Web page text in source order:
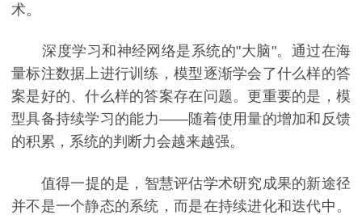
术。
深度学习和神经网络是系统的"大脑"。通过在海
量标注数据上进行训练，模型逐渐学会了什么样的答
案是好的、什么样的答案存在问题。更重要的是，模
型具备持续学习的能力——随着使用量的增加和反馈
的积累，系统的判断力会越来越强。
值得一提的是，智慧评估学术研究成果的新途径
并不是一个静态的系统，而是在持续进化和迭代中。